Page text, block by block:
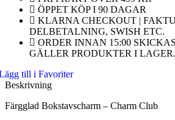
ÖPPET KÖP I 90 DAGAR
KLARNA CHECKOUT |
DELBETALNING, SWISH ETC.
ORDER INNAN 15:00
GÄLLER PRODUKTER I LAGER.
till i Favoriter
Beskrivning
Färgglad Bokstavscharm – Charm Club